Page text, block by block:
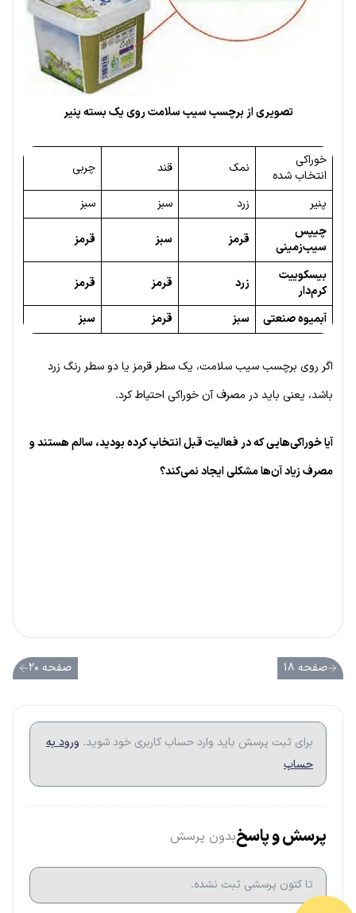
تصویری از برچسب سیب سلامت روی یک بسته پنیر
خوراکی
انتخاب شده
نمک قند چربی
پنیر زرد سبز
سبز
چیپس
سیب‌زمینی
قرمز سبز قرمز
بیسکوییت
کرم‌دار
زرد قرمز قرمز
آبمیوه صنعتی سبز قرمز سبز
اگر روی برچسب سیب سلامت، یک سطر قرمز یا دو سطر رنگ زرد
باشد، یعنی باید در مصرف آن خوراکی احتیاط کرد.
آیا خوراکی‌هایی که در فعالیت قبل انتخاب کرده بودید، سالم هستند و
مصرف زیاد آن‌ها مشکلی ایجاد نمی‌کند؟
صفحه ۱۸ صفحه ۲۰
برای ثبت پرسش باید وارد حساب کاربری خود شوید. ورود به
حساب
پرسش و پاسخبدون پرسش
تا کتون پرسشی ثبت نشده.